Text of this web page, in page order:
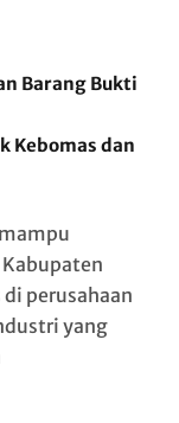
Barang Bukti
Kebomas dan
perusahaan
yang